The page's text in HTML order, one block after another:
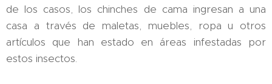
de los casos, los chinches de cama ingresan a una
casa a través de maletas, muebles, ropa u otros
artículos que han estado en áreas infestadas por
estos insectos.